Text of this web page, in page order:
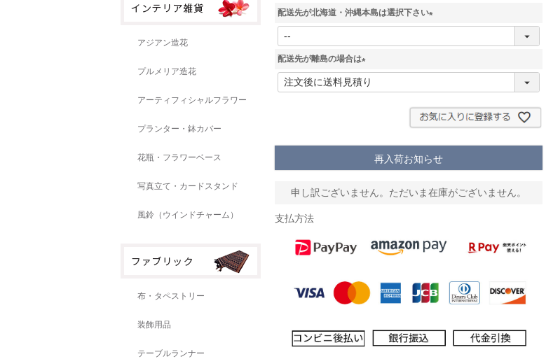
アジアン造花
プルメリア造花
アーティフィシャルフラワー
プランター・鉢カバー
花瓶・フラワーベース
写真立て・カードスタンド
風鈴（ウインドチャーム）
布・タペストリー
装飾用品
テーブルランナー
配送先が北海道・沖縄本島は選択下さい
必
)
配送先が離島の場合は
必
再入荷お知らせ
申し訳ございません。ただいま在庫がございません。
支払方法